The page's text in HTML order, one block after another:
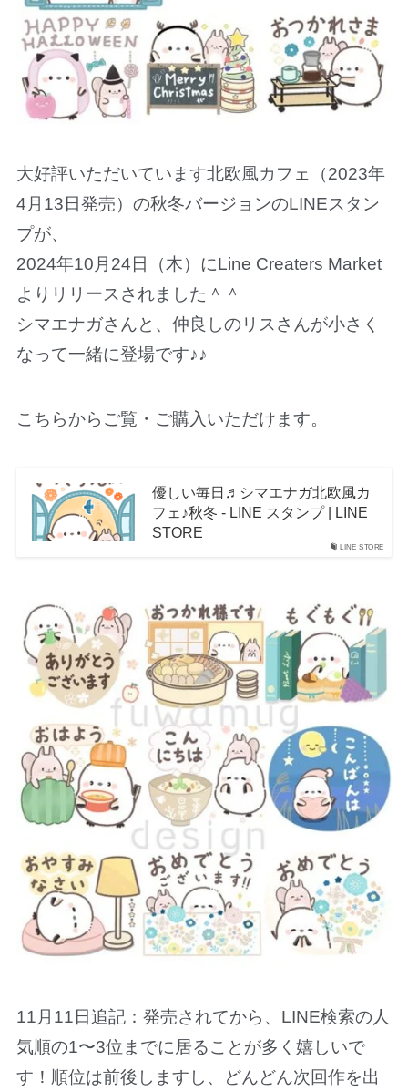
大好評いただいています北欧風カフェ（2023年
4月13日発売）の秋冬バージョンのLINEスタン
プが、
2024年10月24日（木）にLine Creaters Market
よりリリースされました＾＾
シマエナガさんと、仲良しのリスさんが小さく
なって一緒に登場です♪♪
こちらからご覧・ご購入いただけます。
LINE STORE
優しい毎日♬シマエナガ北欧風カ
フェ♪秋冬 - LINE スタンプ | LINE
STORE
11月11日追記：発売されてから、LINE検索の人
気順の1〜3位までに居ることが多く嬉しいで
す！順位は前後しますし、どんどん次回作を出